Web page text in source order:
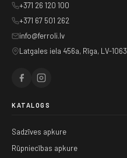
+371 26 120 100
+371 67 501 262
info@ferroli.lv
Latgales iela 456a, Rīga, LV-1063
KATALOGS
Sadzīves apkure
Rūpniecības apkure